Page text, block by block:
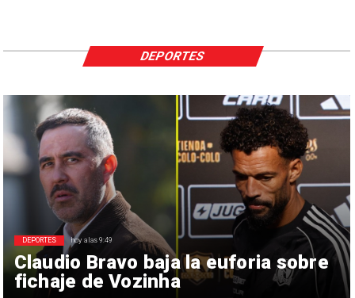
Claudio Bravo baja la euforia sobre
fichaje de Vozinha
DEPORTES hoy a las 9:49
DEPORTES